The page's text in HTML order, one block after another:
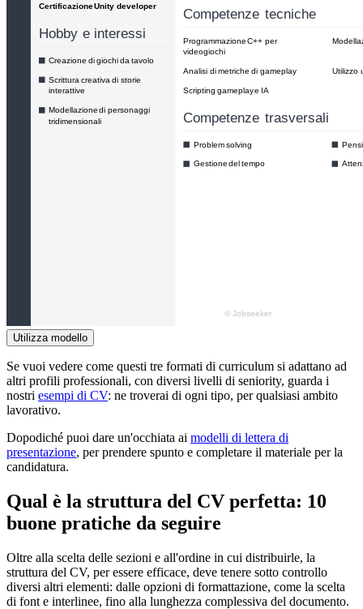
Utilizza modello
Se vuoi vedere come questi tre formati di curriculum si adattano ad
altri profili professionali, con diversi livelli di seniority, guarda i
nostri esempi di CV: ne troverai di ogni tipo, per qualsiasi ambito
lavorativo.
Dopodiché puoi dare un'occhiata ai modelli di lettera di
presentazione, per prendere spunto e completare il materiale per la
candidatura.
Qual è la struttura del CV perfetta: 10
buone pratiche da seguire
Oltre alla scelta delle sezioni e all'ordine in cui distribuirle, la
struttura del CV, per essere efficace, deve tenere sotto controllo
diversi altri elementi: dalle opzioni di formattazione, come la scelta
di font e interlinee, fino alla lunghezza complessiva del documento.